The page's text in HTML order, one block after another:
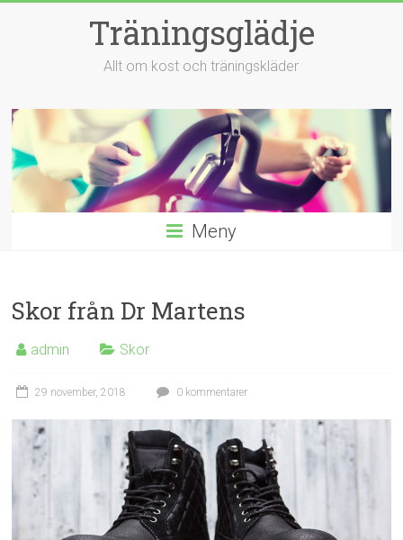
Träningsglädje
Allt om kost och träningskläder
Meny
Skor från Dr Martens
admin Skor
29 november, 2018 0 kommentarer